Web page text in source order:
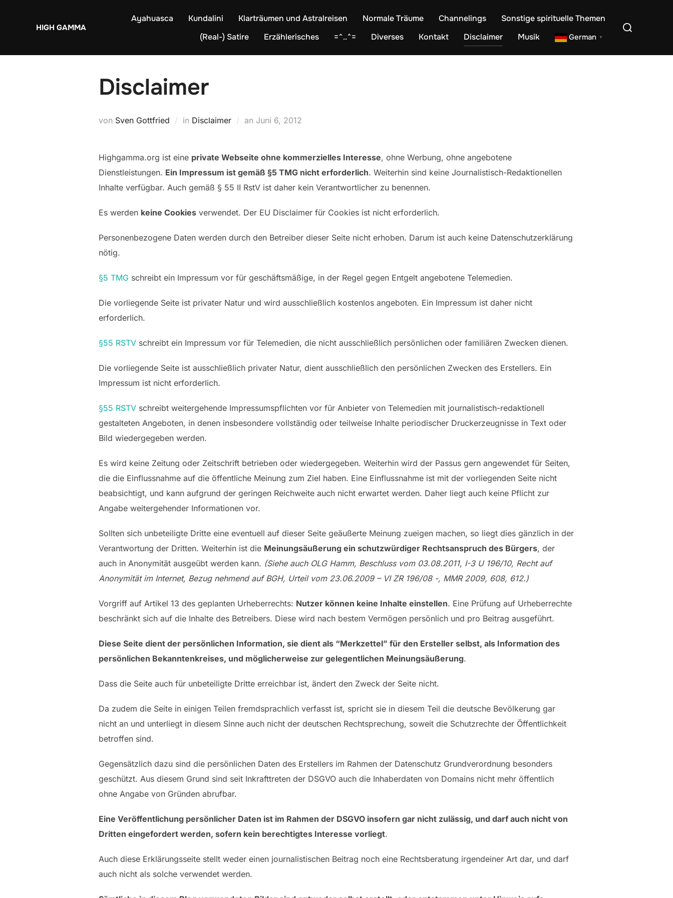
HIGH GAMMA
Ayahuasca Kundalini Klarträumen und Astralreisen Normale Träume Channelings
Sonstige spirituelle Themen
(Real-) Satire
Erzählerisches =^..^= Diverses Kontakt Disclaimer Musik German ▼
Suchen
Disclaimer
von Sven Gottfried in Disclaimer an Veröffentlicht
Juni 6, 2012
Highgamma.org ist eine private Webseite ohne kommerzielles Interesse, ohne Werbung, ohne angebotene
Dienstleistungen. Ein Impressum ist gemäß §5 TMG nicht erforderlich. Weiterhin sind keine Journalistisch-Redaktionellen
Inhalte verfügbar. Auch gemäß § 55 II RstV ist daher kein Verantwortlicher zu benennen.
Es werden keine Cookies verwendet. Der EU Disclaimer für Cookies ist nicht erforderlich.
Personenbezogene Daten werden durch den Betreiber dieser Seite nicht erhoben. Darum ist auch keine Datenschutzerklärung
nötig.
§5 TMG schreibt ein Impressum vor für geschäftsmäßige, in der Regel gegen Entgelt angebotene Telemedien.
Die vorliegende Seite ist privater Natur und wird ausschließlich kostenlos angeboten. Ein Impressum ist daher nicht
erforderlich.
§55 RSTV schreibt ein Impressum vor für Telemedien, die nicht ausschließlich persönlichen oder familiären Zwecken dienen.
Die vorliegende Seite ist ausschließlich privater Natur, dient ausschließlich den persönlichen Zwecken des Erstellers. Ein
Impressum ist nicht erforderlich.
§55 RSTV schreibt weitergehende Impressumspflichten vor für Anbieter von Telemedien mit journalistisch-redaktionell
gestalteten Angeboten, in denen insbesondere vollständig oder teilweise Inhalte periodischer Druckerzeugnisse in Text oder
Bild wiedergegeben werden.
Es wird keine Zeitung oder Zeitschrift betrieben oder wiedergegeben. Weiterhin wird der Passus gern angewendet für Seiten,
die die Einflussnahme auf die öffentliche Meinung zum Ziel haben. Eine Einflussnahme ist mit der vorliegenden Seite nicht
beabsichtigt, und kann aufgrund der geringen Reichweite auch nicht erwartet werden. Daher liegt auch keine Pflicht zur
Angabe weitergehender Informationen vor.
Sollten sich unbeteiligte Dritte eine eventuell auf dieser Seite geäußerte Meinung zueigen machen, so liegt dies gänzlich in der
Verantwortung der Dritten. Weiterhin ist die Meinungsäußerung ein schutzwürdiger Rechtsanspruch des Bürgers, der
auch in Anonymität ausgeübt werden kann. (Siehe auch OLG Hamm, Beschluss vom 03.08.2011, I-3 U 196/10, Recht auf
Anonymität im Internet, Bezug nehmend auf BGH, Urteil vom 23.06.2009 – VI ZR 196/08 -, MMR 2009, 608, 612.)
Vorgriff auf Artikel 13 des geplanten Urheberrechts: Nutzer können keine Inhalte einstellen. Eine Prüfung auf Urheberrechte
beschränkt sich auf die Inhalte des Betreibers. Diese wird nach bestem Vermögen persönlich und pro Beitrag ausgeführt.
Diese Seite dient der persönlichen Information, sie dient als “Merkzettel” für den Ersteller selbst, als Information des
persönlichen Bekanntenkreises, und möglicherweise zur gelegentlichen Meinungsäußerung.
Dass die Seite auch für unbeteiligte Dritte erreichbar ist, ändert den Zweck der Seite nicht.
Da zudem die Seite in einigen Teilen fremdsprachlich verfasst ist, spricht sie in diesem Teil die deutsche Bevölkerung gar
nicht an und unterliegt in diesem Sinne auch nicht der deutschen Rechtsprechung, soweit die Schutzrechte der Öffentlichkeit
betroffen sind.
Gegensätzlich dazu sind die persönlichen Daten des Erstellers im Rahmen der Datenschutz Grundverordnung besonders
geschützt. Aus diesem Grund sind seit Inkrafttreten der DSGVO auch die Inhaberdaten von Domains nicht mehr öffentlich
ohne Angabe von Gründen abrufbar.
Eine Veröffentlichung persönlicher Daten ist im Rahmen der DSGVO insofern gar nicht zulässig, und darf auch nicht von
Dritten eingefordert werden, sofern kein berechtigtes Interesse vorliegt.
Auch diese Erklärungsseite stellt weder einen journalistischen Beitrag noch eine Rechtsberatung irgendeiner Art dar, und darf
auch nicht als solche verwendet werden.